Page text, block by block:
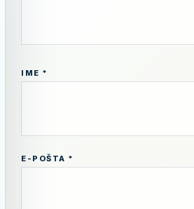
IME *
E-POŠTA *